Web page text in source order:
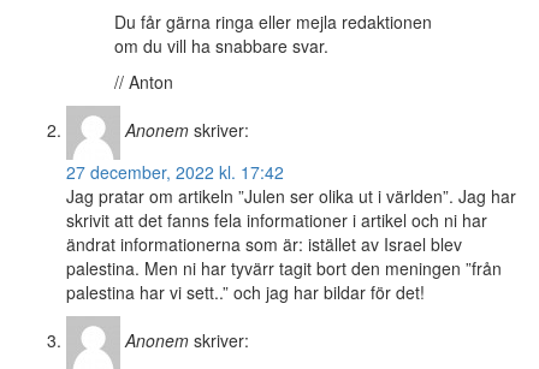
Du får gärna ringa eller mejla redaktionen
om du vill ha snabbare svar.
// Anton
Anonem skriver:
27 december, 2022 kl. 17:42
Jag pratar om artikeln ”Julen ser olika ut i världen”. Jag har
skrivit att det fanns fela informationer i artikel och ni har
ändrat informationerna som är: istället av Israel blev
palestina. Men ni har tyvärr tagit bort den meningen ”från
palestina har vi sett..” och jag har bildar för det!
Anonem skriver: